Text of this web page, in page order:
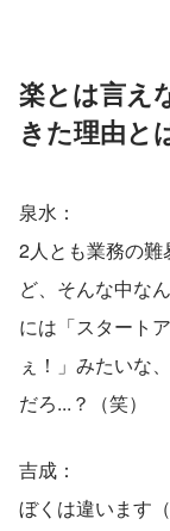
楽とは言え
きた理由と
泉水：
2人とも業務の
ど、そんな中な
には「スタート
ぇ！」みたいな
だろ...？（笑）
吉成：
ぼくは違います